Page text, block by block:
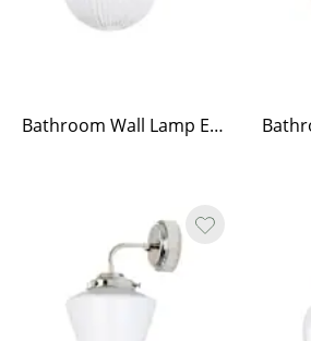
Bathroom Wall Lamp Eivor Nickel/Clear